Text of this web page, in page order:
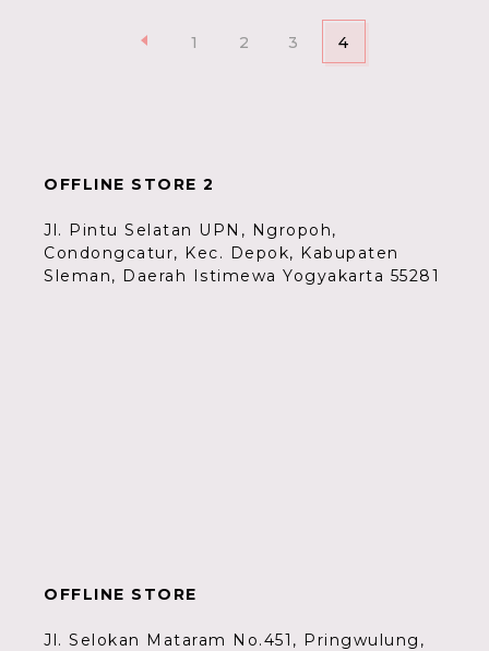
1 2 3 4
OFFLINE STORE 2
Jl. Pintu Selatan UPN, Ngropoh,
Condongcatur, Kec. Depok, Kabupaten
Sleman, Daerah Istimewa Yogyakarta 55281
OFFLINE STORE
Jl. Selokan Mataram No.451, Pringwulung,